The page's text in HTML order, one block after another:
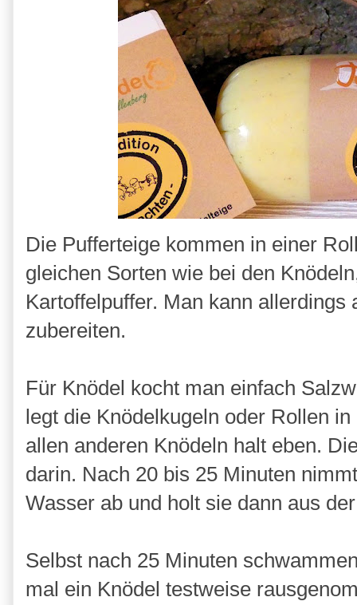
Die Pufferteige kommen in einer
gleichen Sorten wie bei den
Kartoffelpuffer. Man kann
zubereiten.
Für Knödel kocht man einfach
legt die Knödelkugeln oder Rollen
allen anderen Knödeln halt eben.
darin. Nach 20 bis 25 Minuten
Wasser ab und holt sie dann aus
Selbst nach 25 Minuten
mal ein Knödel testweise